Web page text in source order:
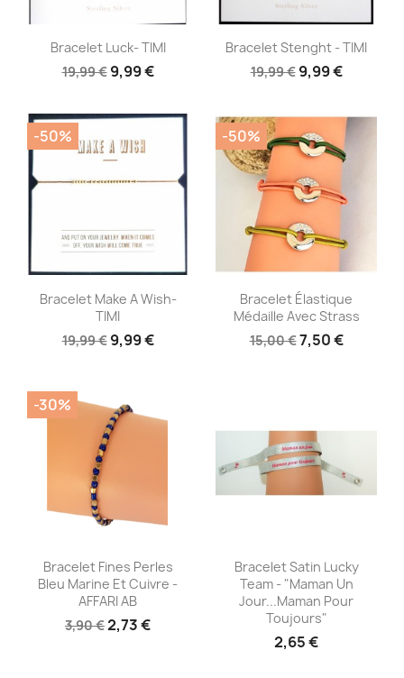
Aperçu rapide
Bracelet Luck- TIMI
19,99 € 9,99 €
Aperçu rapide
Bracelet Stenght - TIMI
19,99 € 9,99 €
Aperçu rapide
Bracelet Make A Wish-
TIMI
19,99 € 9,99 €
-50%
Aperçu rapide
Bracelet Élastique
Médaille Avec Strass
15,00 €7,50 €
-50%
Aperçu rapide
Bracelet Fines Perles
Bleu Marine Et Cuivre -
AFFARI AB
3,90 €2,73 €
-30%
Aperçu rapide
Bracelet Satin Lucky
Team - "Maman Un
Jour...Maman Pour
Toujours"
2,65 €